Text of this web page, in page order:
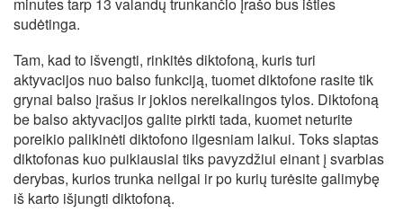
minutes tarp 13 valandų trunkančio įrašo bus išties
sudėtinga.
Tam, kad to išvengti, rinkitės diktofoną, kuris turi
aktyvacijos nuo balso funkciją, tuomet diktofone rasite tik
grynai balso įrašus ir jokios nereikalingos tylos. Diktofoną
be balso aktyvacijos galite pirkti tada, kuomet neturite
poreikio palikinėti diktofono ilgesniam laikui. Toks slaptas
diktofonas kuo puikiausiai tiks pavyzdžiui einant į svarbias
derybas, kurios trunka neilgai ir po kurių turėsite galimybę
iš karto išjungti diktofoną.